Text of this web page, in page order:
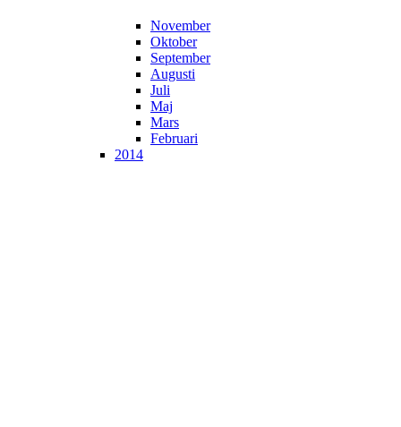
November
Oktober
September
Augusti
Juli
Maj
Mars
Februari
2014